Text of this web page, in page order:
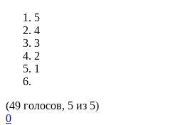
5
4
3
2
1
(49 голосов, 5 из 5)
0